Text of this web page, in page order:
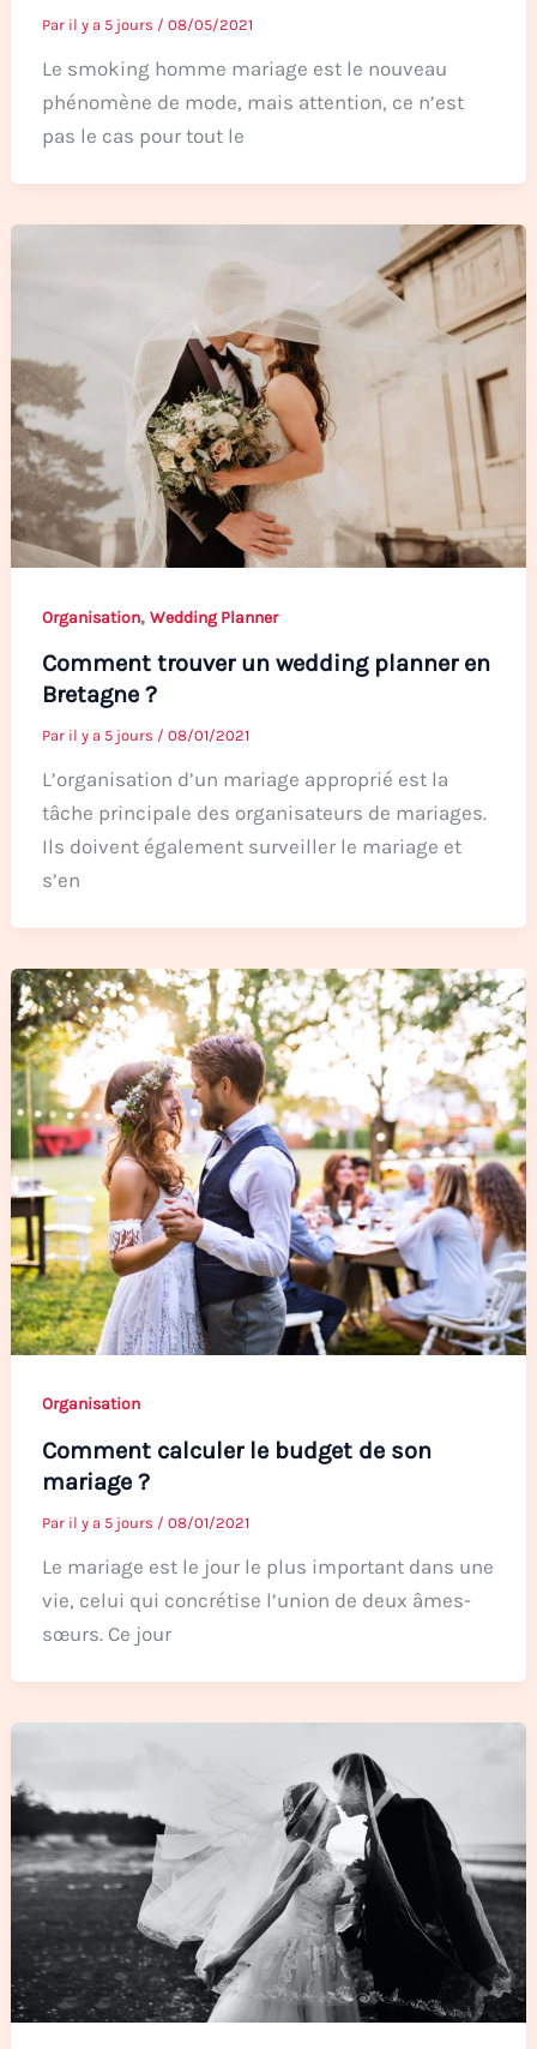
Par il y a 5 jours / 08/05/2021
Le smoking homme mariage est le nouveau
phénomène de mode, mais attention, ce n’est
pas le cas pour tout le
Organisation, Wedding Planner
Comment trouver un wedding planner en
Bretagne ?
Par il y a 5 jours / 08/01/2021
L’organisation d’un mariage approprié est la
tâche principale des organisateurs de mariages.
Ils doivent également surveiller le mariage et
s’en
Organisation
Comment calculer le budget de son
mariage ?
Par il y a 5 jours / 08/01/2021
Le mariage est le jour le plus important dans une
vie, celui qui concrétise l’union de deux âmes-
sœurs. Ce jour